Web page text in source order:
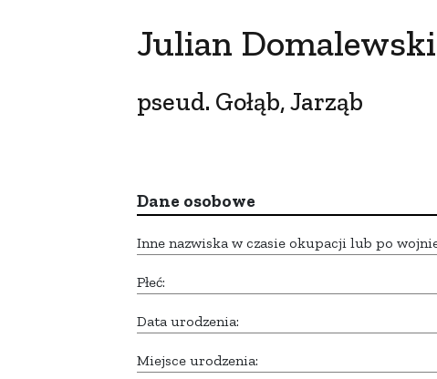
Julian Domalewski
pseud. Gołąb, Jarząb
Dane osobowe
Inne nazwiska w czasie okupacji lub po
Płeć:
Data urodzenia:
Miejsce urodzenia: